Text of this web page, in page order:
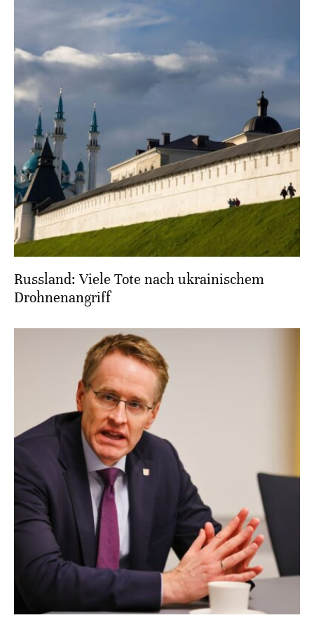
Russland: Viele Tote nach ukrainischem
Drohnenangriff